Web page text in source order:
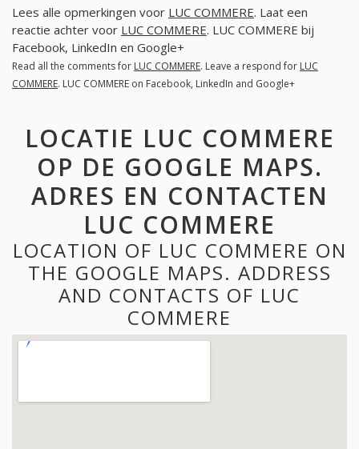
Lees alle opmerkingen voor LUC COMMERE. Laat een
reactie achter voor LUC COMMERE. LUC COMMERE bij
Facebook, LinkedIn en Google+
Read all the comments for LUC COMMERE. Leave a respond for LUC
COMMERE. LUC COMMERE on Facebook, LinkedIn and Google+
LOCATIE LUC COMMERE
OP DE GOOGLE MAPS.
ADRES EN CONTACTEN
LUC COMMERE
LOCATION OF LUC COMMERE ON
THE GOOGLE MAPS. ADDRESS
AND CONTACTS OF LUC
COMMERE